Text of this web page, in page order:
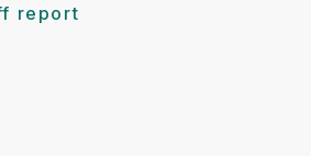
report